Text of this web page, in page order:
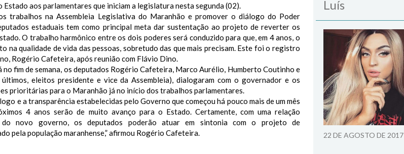
aos parlamentares que iniciam a legislatura nesta segunda (02).
trabalhos na Assembleia Legislativa do Maranhão e promover o diálogo do Poder
estaduais tem como principal meta dar sustentação ao projeto de reverter os
O trabalho harmônico entre os dois poderes será conduzido para que, em 4 anos, o
na qualidade de vida das pessoas, sobretudo das que mais precisam. Este foi o registro
Rogério Cafeteira, após reunião com Flávio Dino.
no fim de semana, os deputados Rogério Cafeteira, Marco Aurélio, Humberto Coutinho e
eleitos presidente e vice da Assembleia), dialogaram com o governador e os
prioritárias para o Maranhão já no início dos trabalhos parlamentares.
e a transparência estabelecidas pelo Governo que começou há pouco mais de um mês
4 anos serão de muito avanço para o Estado. Certamente, com uma relação
do novo governo, os deputados poderão atuar em sintonia com o projeto de
pela população maranhense,” afirmou Rogério Cafeteira.
Luís
22 DE AGOSTO DE 2017